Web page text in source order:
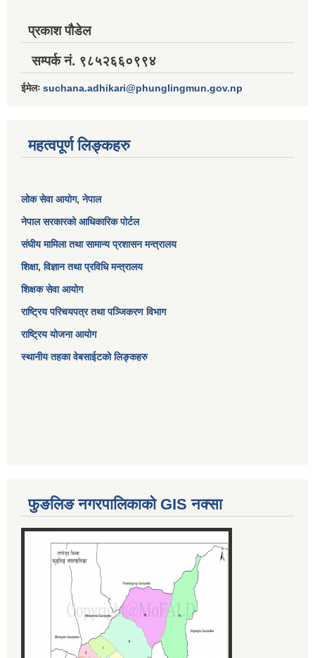
प्रकाश पौडेल
सम्पर्क नं. ९८५२६६०९९४
ईमेलः suchana.adhikari@phunglingmun.gov.np
महत्वपूर्ण लिङ्कहरु
लोक सेवा आयोग, नेपाल
नेपाल सरकारको आधिकारिक पोर्टल
संघीय मामिला तथा सामान्य प्रशासन मन्त्रालय
शिक्षा, विज्ञान तथा प्रविधि मन्त्रालय
शिक्षक सेवा आयोग
राष्ट्रिय परिचयपत्र तथा पञ्जिकरण विभाग
राष्ट्रिय योजना आयोग
स्थानीय तहका वेबसाईटको लिङ्कहरु
फुङलिङ नगरपालिकाको GIS नक्सा